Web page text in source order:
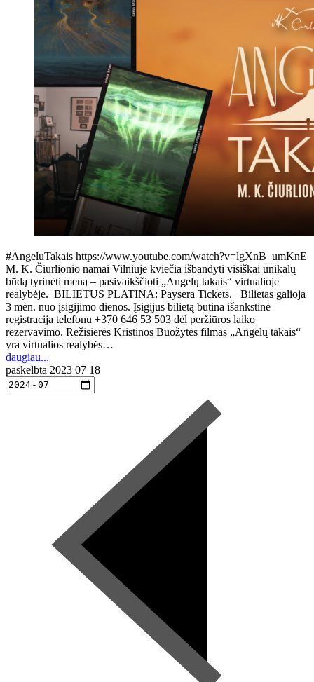
#AngeluTakais https://www.youtube.com/watch?v=lgXnB_umKnE
M. K. Čiurlionio namai Vilniuje kviečia išbandyti visiškai unikalų
būdą tyrinėti meną – pasivaikščioti „Angelų takais“ virtualioje
realybėje. BILIETUS PLATINA: Paysera Tickets. Bilietas galioja
3 mėn. nuo įsigijimo dienos. Įsigijus bilietą būtina išankstinė
registracija telefonu +370 646 53 503 dėl peržiūros laiko
rezervavimo. Režisierės Kristinos Buožytės filmas „Angelų takais“
yra virtualios realybės…
daugiau...
paskelbta 2023 07 18